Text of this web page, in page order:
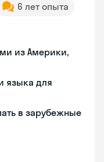
6 лет опыта
из Америки,
языка для
в зарубежные